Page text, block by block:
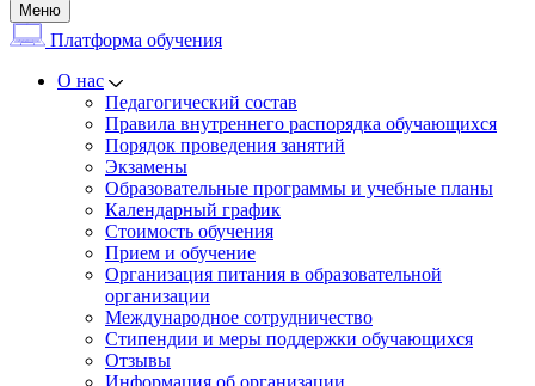
Меню
Платформа обучения
О нас
Педагогический состав
Правила внутреннего распорядка обучающихся
Порядок проведения занятий
Экзамены
Образовательные программы и учебные планы
Календарный график
Стоимость обучения
Прием и обучение
Организация питания в образовательной
организации
Международное сотрудничество
Стипендии и меры поддержки обучающихся
Отзывы
Информация об организации